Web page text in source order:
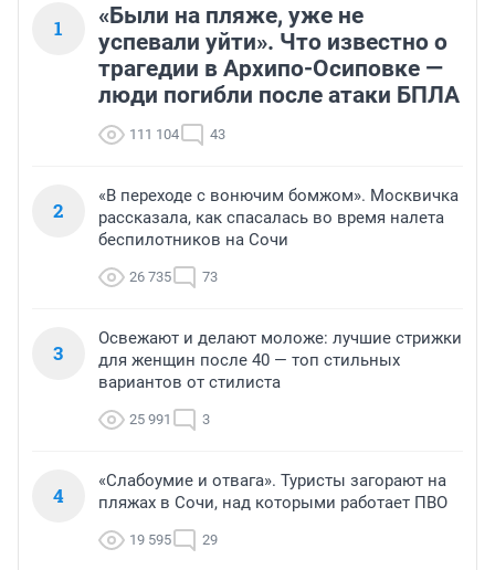
1
«Были на пляже, уже не
успевали уйти». Что известно о
трагедии в Архипо-Осиповке —
люди погибли после атаки БПЛА
111 104 43
2
«В переходе с вонючим бомжом». Москвичка
рассказала, как спасалась во время налета
беспилотников на Сочи
26 735 73
3
Освежают и делают моложе: лучшие стрижки
для женщин после 40 — топ стильных
вариантов от стилиста
25 991 3
4
«Слабоумие и отвага». Туристы загорают на
пляжах в Сочи, над которыми работает ПВО
19 595 29